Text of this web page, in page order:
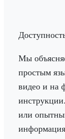
Мы
простым
видео и на
или